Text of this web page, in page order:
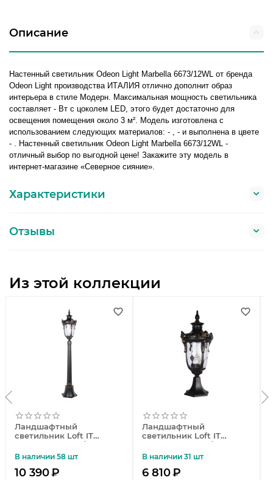
Описание
Настенный светильник Odeon Light Marbella 6673/12WL от бренда
Odeon Light производства ИТАЛИЯ отлично дополнит образ
интерьера в стиле Модерн. Максимальная мощность светильника
составляет - Вт с цоколем LED, этого будет достаточно для
освещения помещения около 3 м². Модель изготовлена с
использованием следующих материалов: - , - и выполнена в цвете
- . Настенный светильник Odeon Light Marbella 6673/12WL -
отличный выбор по выгодной цене! Закажите эту модель в
интернет-магазине «Северное сияние».
Характеристики
Отзывы
Из этой коллекции
Ландшафтный
светильник Loft IT
Marbella 100002/1200
В наличии 58 шт
10 390₽
Ландшафтный
светильник Loft IT
Marbella 100002/490
В наличии 31 шт
6 810₽